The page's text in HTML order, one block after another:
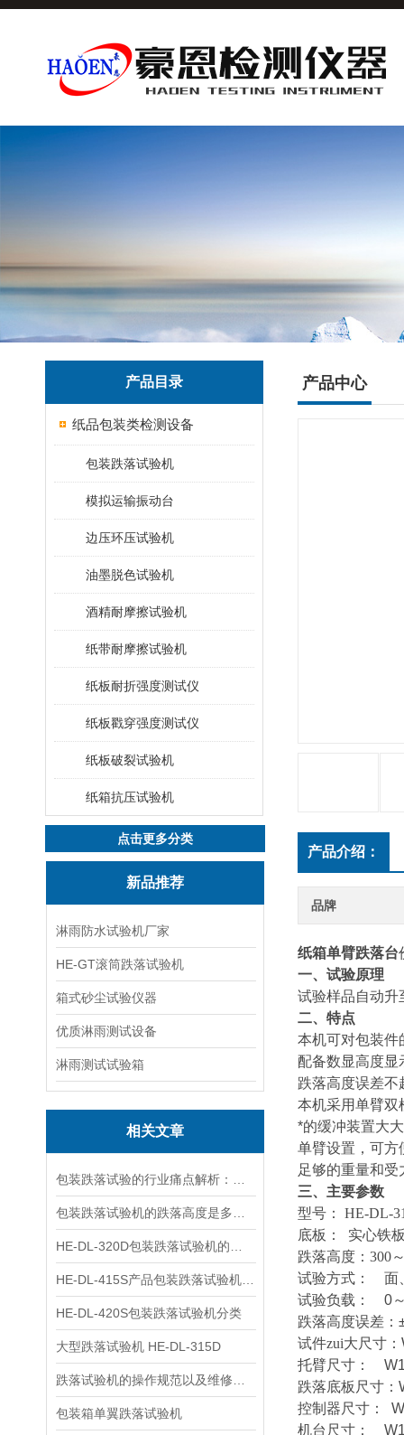
产品目录
纸品包装类检测设备
包装跌落试验机
模拟运输振动台
边压环压试验机
油墨脱色试验机
酒精耐摩擦试验机
纸带耐摩擦试验机
纸板耐折强度测试仪
纸板戳穿强度测试仪
纸板破裂试验机
纸箱抗压试验机
点击更多分类
新品推荐
淋雨防水试验机厂家
HE-GT滚筒跌落试验机
箱式砂尘试验仪器
优质淋雨测试设备
淋雨测试试验箱
相关文章
HE-DL-420S包装跌落试验机分类
大型跌落试验机 HE-DL-315D
包装箱单翼跌落试验机
产品中心
产品介绍：
品牌
纸箱单臂跌落台
一、试验原理
试验样品自动升
二、特点
本机可对包装件
配备数显高度
跌落高度误差不
本机采用单臂双
*的缓冲装置大
单臂设置，可方
足够的重量和
三、主要参数
型号： HE-DL-
底板： 实心铁
跌落高度：300
试验方式：
面
试验负载：
0
跌落高度误差：
试件zui大尺寸：
托臂尺寸：
跌落底板尺寸：
控制器尺寸：
机台尺寸：